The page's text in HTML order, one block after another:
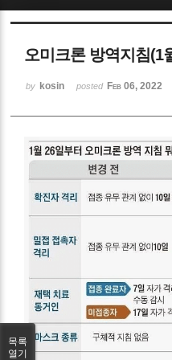
오미크론 방역지침(1
by kosin posted Feb 06, 2022
목록
열기
Sketchbook5,